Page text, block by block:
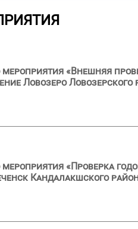
«Внешняя
Ловозеро Ловозерского
«Проверка
Кандалакшского